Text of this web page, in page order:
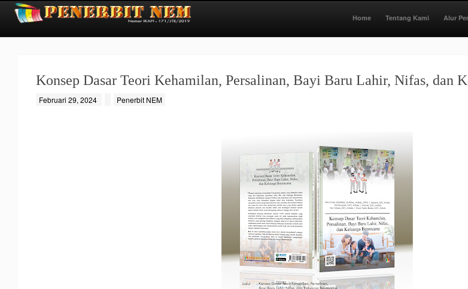
Home Tentang Kami Alur
Konsep Dasar Teori Kehamilan, Persalinan, Bayi Baru Lahir, Nifas, dan
Februari 29, 2024 Penerbit NEM